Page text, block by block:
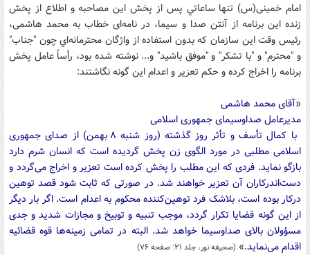
امام خمینی(س) تنها ساعاتي پس از پخش این مصاحبه و اطلاع از پخش
زنده اين برنامه از آنتن صدا و سيما، در نامه‌ای خطاب به محمد هاشمی،
رئيس وقت اين سازمان که بدون استفاده از واژگان محترمانه‌اي چون "جناب"
و "محترم" و "با تشکر" و "موفق باشيد" و... نوشته شده بود، رأساً عامل پخش
برنامه را اخراج کرده و حکم تعزير و اعدام اين گونه نگاشتند:
«آقای محمد هاشمی
مدیرعامل صداوسیمای جمهوری اسلامی
با کمال تأسف و تأثر روز گذشته (روز شنبه ۸ بهمن) از صدای جمهوری
اسلامی مطلبی در مورد الگوی زن پخش گردیده است که انسان شرم دارد
بازگو نماید. فردی که این مطلب را پخش کرده است تعزیر و اخراج می‌گردد و
دست‌اندرکاران آن تعزیر خواهند شد. در صورتی که ثابت شود قصد توهین
درکار بوده است، بلاشک فرد توهین‌کننده محکوم به اعدام است. اگر بار دیگر
از این گونه قضایا تکرار گردد، موجب تنبیه و توبیخ و مجازات شدید و جدی
مسؤولان بالای صداوسیما خواهد شد. البته در تمامی زمینه‌ها قوه قضائیه
اقدام می‌نماید.» (صحیفه نور، جلد ۲۱: صفحه ۷۶)